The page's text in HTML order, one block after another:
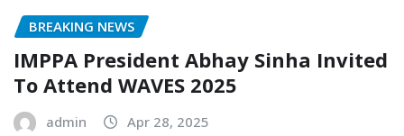
BREAKING NEWS
IMPPA President Abhay Sinha Invited
To Attend WAVES 2025
admin Apr 28, 2025